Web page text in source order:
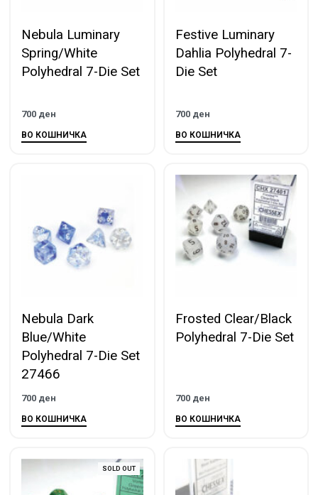
Nebula Luminary
Spring/White
Polyhedral 7-Die Set
700 ден
ВО КОШНИЧКА
Festive Luminary
Dahlia Polyhedral 7-
Die Set
700 ден
ВО КОШНИЧКА
Nebula Dark
Blue/White
Polyhedral 7-Die Set
27466
700 ден
ВО КОШНИЧКА
Frosted Clear/Black
Polyhedral 7-Die Set
700 ден
ВО КОШНИЧКА
SOLD OUT